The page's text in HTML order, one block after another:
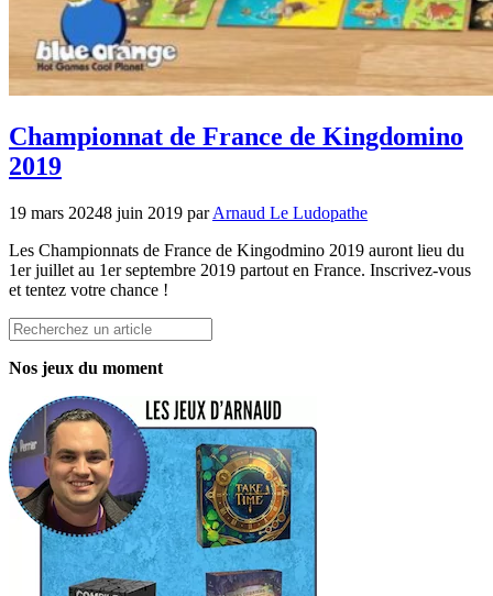
Championnat de France de Kingdomino
2019
19 mars 20248 juin 2019 parArnaud Le Ludopathe
Les Championnats de France de Kingodmino 2019 auront lieu du
1er juillet au 1er septembre 2019 partout en France. Inscrivez-vous
et tentez votre chance !
Rechercher
Nos jeux du moment